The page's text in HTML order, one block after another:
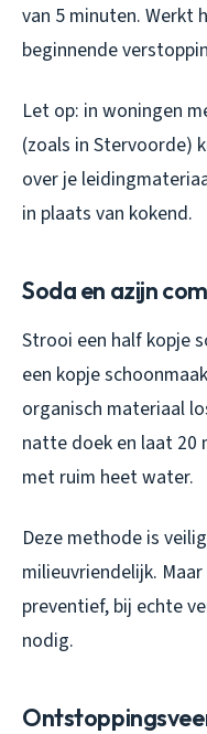
van 5 minuten. Werkt
beginnende
Let op: in woningen
(zoals in Stervoorde)
over je
in plaats van kokend.
Soda en azijn
Strooi een half kopje
een kopje
organisch materiaal
natte doek en laat 20
met ruim heet water.
Deze methode is
milieuvriendelijk.
preventief, bij echte
nodig.